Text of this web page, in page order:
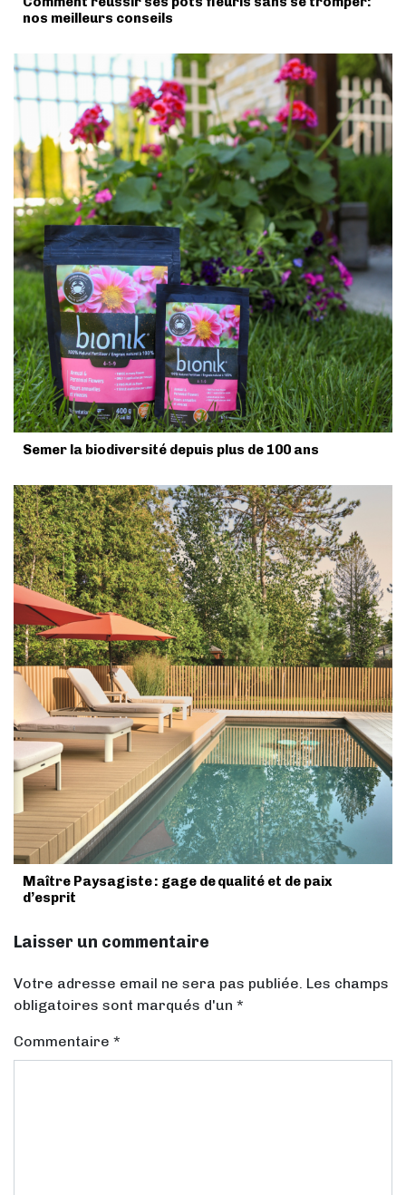
nos meilleurs conseils
Semer la biodiversité depuis plus de 100 ans
Maître Paysagiste : gage de qualité et de paix
d’esprit
Laisser un commentaire
Votre adresse email ne sera pas publiée. Les champs
obligatoires sont marqués d'un *
Commentaire *